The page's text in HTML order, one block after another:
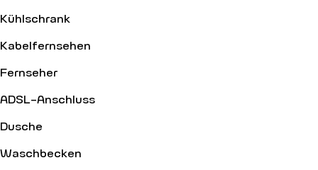
Kühlschrank
Kabelfernsehen
Fernseher
ADSL-Anschluss
Dusche
Waschbecken